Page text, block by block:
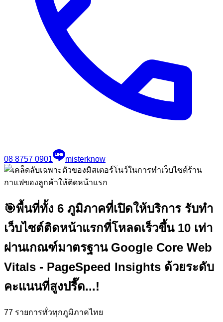
08 8757 0901 misterknow
🎯พื้นที่ทั้ง 6 ภูมิภาคที่เปิดให้บริการ รับทำ
เว็บไซต์ติดหน้าแรกที่โหลดเร็วขึ้น 10 เท่า
ผ่านเกณฑ์มาตรฐาน Google Core Web
Vitals - PageSpeed Insights ด้วยระดับ
คะแนนที่สูงปรี๊ด...!
77 รายการทั่วทุกภูมิภาคไทย